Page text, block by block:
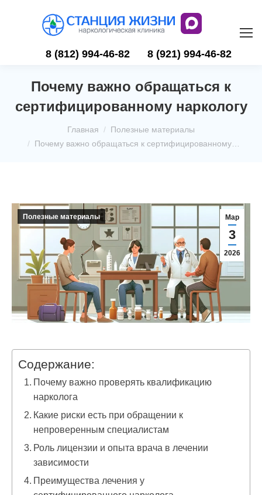
8 (812) 994-46-82 8 (921) 994-46-82
Почему важно обращаться к
сертифицированному наркологу
Главная
Полезные материалы
Почему важно обращаться к сертифицированному…
Мар
3
2026
Полезные материалы
Содержание:
Почему важно проверять квалификацию
нарколога
Какие риски есть при обращении к
непроверенным специалистам
Роль лицензии и опыта врача в лечении
зависимости
Преимущества лечения у